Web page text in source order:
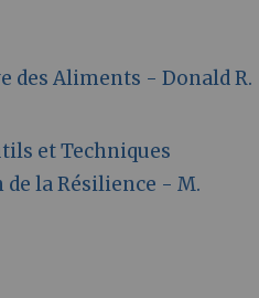
des Aliments - Donald R.
et Techniques
la Résilience - M.